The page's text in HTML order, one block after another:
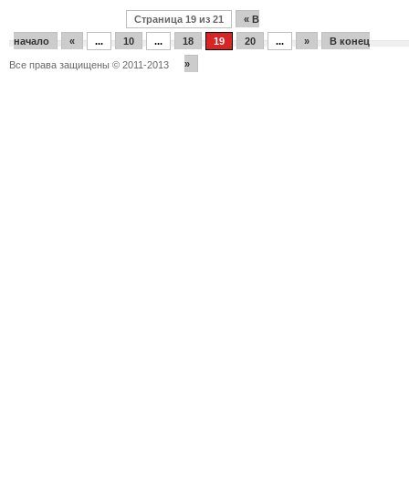
Страница 19 из 21
« В
начало
« ... 10 ... 18 19 20 ... » В конец
»
Все права защищены © 2011-2013